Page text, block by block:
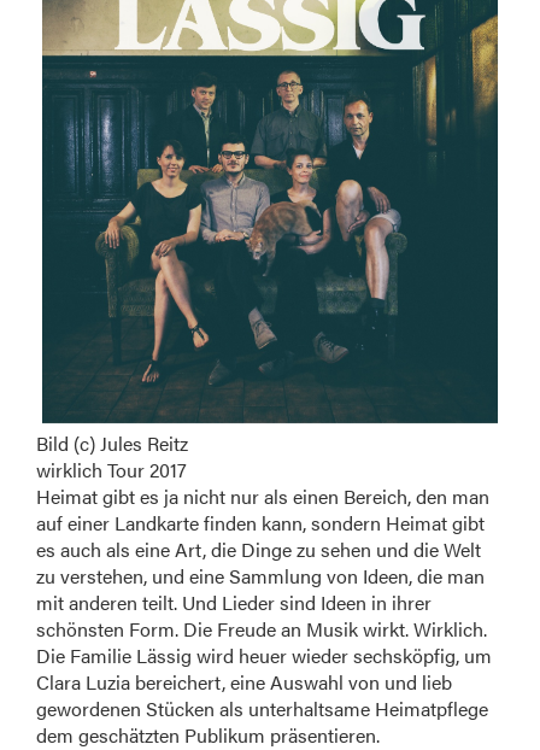
Bild (c) Jules Reitz
wirklich Tour 2017
Heimat gibt es ja nicht nur als einen Bereich, den man
auf einer Landkarte finden kann, sondern Heimat gibt
es auch als eine Art, die Dinge zu sehen und die Welt
zu verstehen, und eine Sammlung von Ideen, die man
mit anderen teilt. Und Lieder sind Ideen in ihrer
schönsten Form. Die Freude an Musik wirkt. Wirklich.
Die Familie Lässig wird heuer wieder sechsköpfig, um
Clara Luzia bereichert, eine Auswahl von und lieb
gewordenen Stücken als unterhaltsame Heimatpflege
dem geschätzten Publikum präsentieren.